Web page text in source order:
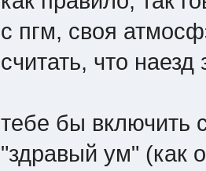
с пгм, своя
считать, что наезд
тебе бы включить
"здравый ум" (как